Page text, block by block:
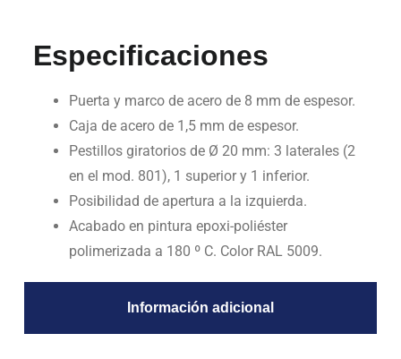
Información adicional
Especificaciones
Puerta y marco de acero de 8 mm de espesor.
Caja de acero de 1,5 mm de espesor.
Pestillos giratorios de Ø 20 mm: 3 laterales (2
en el mod. 801), 1 superior y 1 inferior.
Posibilidad de apertura a la izquierda.
Acabado en pintura epoxi-poliéster
polimerizada a 180 º C. Color RAL 5009.